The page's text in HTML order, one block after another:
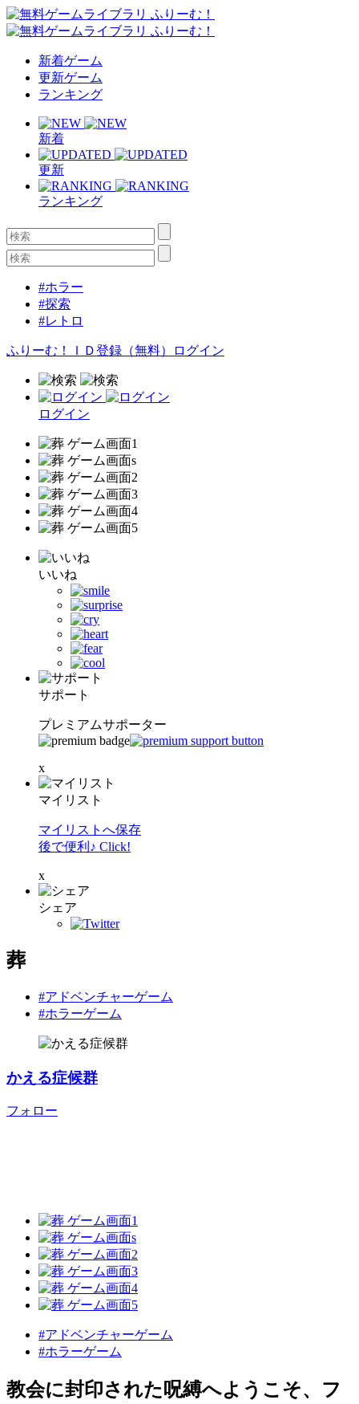
新着ゲーム
更新ゲーム
ランキング
新着
更新
ランキング
#ホラー
#探索
#レトロ
ふりーむ！ＩＤ登録（無料） ログイン
ログイン
いいね
サポート
プレミアムサポーター
x
マイリスト
マイリストへ保存
後で便利♪ Click!
x
シェア
葬
#アドベンチャーゲーム
#ホラーゲーム
かえる症候群
フォロー
#アドベンチャーゲーム
#ホラーゲーム
教会に封印された呪縛へようこそ、フ